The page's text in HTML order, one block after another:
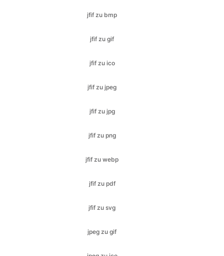
jfif zu ico
jfif zu jpeg
jfif zu jpg
jfif zu png
jfif zu webp
jfif zu pdf
jfif zu svg
jpeg zu gif
jpeg zu ico
jpeg zu bmp